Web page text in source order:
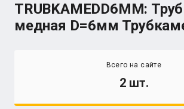
TRUBKAMEDD6MM:
медная D=6мм
Всего на сайте
2 шт.